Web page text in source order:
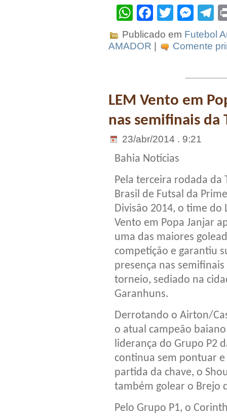
WhatsApp
Facebook
Twitter
Publicado em Futebol
AMADOR
Comente
LEM Vento em
nas semifinais da
23/abr/2014 . 9:21
Bahia Notícias
Pela terceira rodada da
Brasil de Futsal da
Divisão 2014, o time do
Vento em Popa Janjar
uma das maiores
competição e garantiu
presença nas
torneio, sediado na
Garanhuns.
Derrotando o Airton/
o atual campeão
liderança do Grupo P2
continua sem pontuar
partida da chave, o
também golear o Brejo
Pelo Grupo P1, o